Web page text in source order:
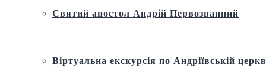
Святий апостол Андрій Первозванний
Віртуальна екскурсія по Андріївській